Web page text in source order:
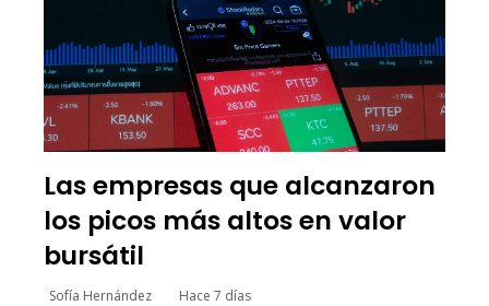
Las empresas que alcanzaron
los picos más altos en valor
bursátil
Sofía Hernández Hace 7 días